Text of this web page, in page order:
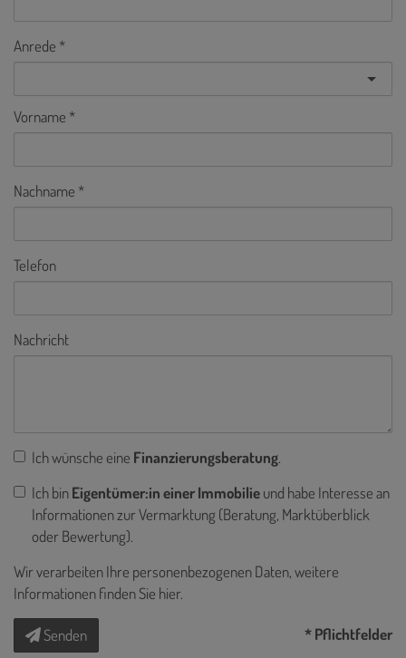
Anrede
Vorname
Nachname
Telefon
Nachricht
Ich wünsche eine Finanzierungsberatung.
Ich binEigentümer:in einer Immobilieund habe Interesse an
Informationen zur Vermarktung (Beratung, Marktüberblick
oder Bewertung).
Wir verarbeiten Ihre personenbezogenen Daten, weitere
Informationen finden Sie hier.
Senden * Pflichtfelder